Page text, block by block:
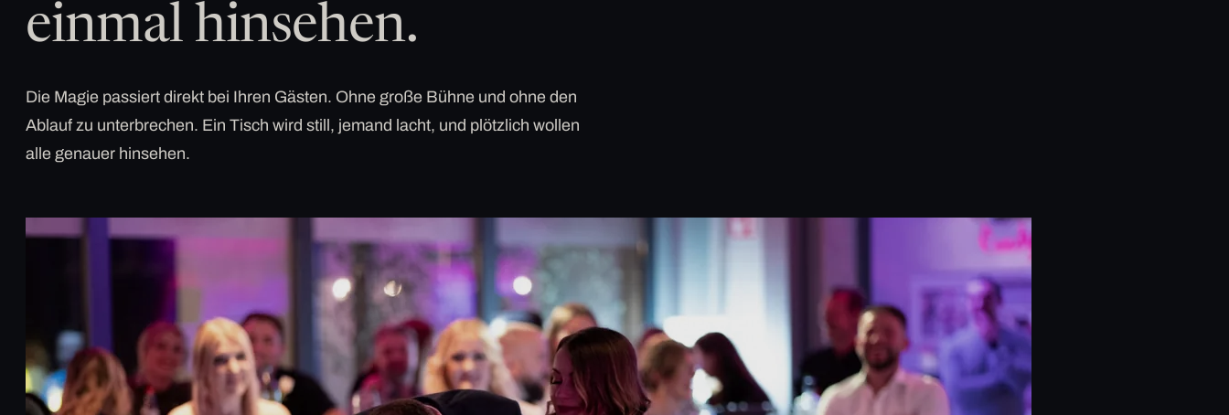
einmal hinsehen.
Die Magie passiert direkt bei Ihren Gästen. Ohne große Bühne und ohne den
Ablauf zu unterbrechen. Ein Tisch wird still, jemand lacht, und plötzlich wollen
alle genauer hinsehen.